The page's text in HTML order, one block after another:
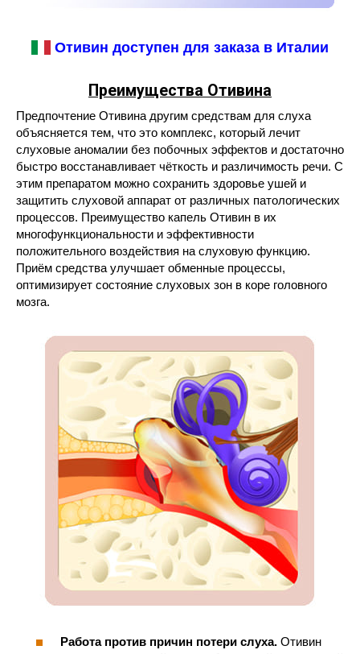
Отивин доступен для заказа в Италии
Преимущества Отивина
Предпочтение Отивина другим средствам для слуха
объясняется тем, что это комплекс, который лечит
слуховые аномалии без побочных эффектов и достаточно
быстро восстанавливает чёткость и различимость речи. С
этим препаратом можно сохранить здоровье ушей и
защитить слуховой аппарат от различных патологических
процессов. Преимущество капель Отивин в их
многофункциональности и эффективности
положительного воздействия на слуховую функцию.
Приём средства улучшает обменные процессы,
оптимизирует состояние слуховых зон в коре головного
мозга.
Работа против причин потери слуха. Отивин